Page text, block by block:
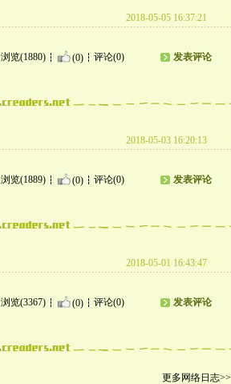
2018-05-05 16:37:21
浏览(1880) (0) 评论(0) 发表评论
2018-05-03 16:20:13
浏览(1889) (0) 评论(0) 发表评论
2018-05-01 16:43:47
浏览(3367) (0) 评论(0) 发表评论
更多网络日志>>